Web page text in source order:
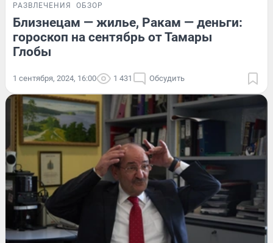
РАЗВЛЕЧЕНИЯ ОБЗОР
Близнецам — жилье, Ракам — деньги:
гороскоп на сентябрь от Тамары
Глобы
1 сентября, 2024, 16:00 1 431 Обсудить